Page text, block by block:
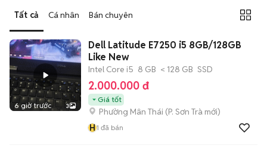
Tất cả Cá nhân Bán chuyên
6 giờ trước 3
Dell Latitude E7250 i5 8GB/128GB
Like New
Intel Core i5 8 GB < 128 GB SSD
2.000.000 đ
Giá tốt
Phường Mân Thái (P. Sơn Trà mới)
H1 đã bán